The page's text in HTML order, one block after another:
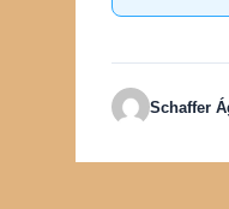
Schaffer